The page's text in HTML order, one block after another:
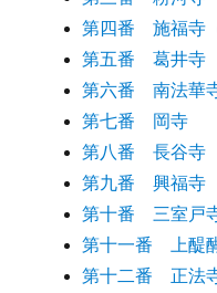
第四番 施福寺
第五番 葛井寺
第六番 南法華
第七番 岡寺
第八番 長谷寺
第九番 興福寺
第十番 三室戸
第十一番 上醍
第十二番 正法